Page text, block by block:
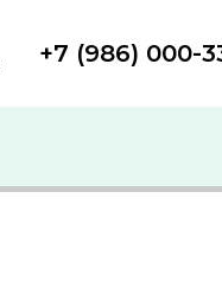
+7 (986) 000-